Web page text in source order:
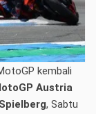
kembali
Austria
, Sabtu